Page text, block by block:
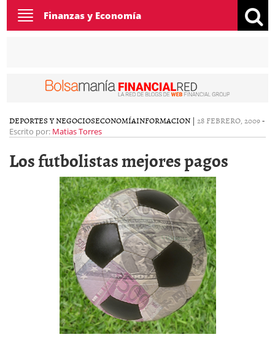
Toggle
navigation
Finanzas y Economía
DEPORTES Y NEGOCIOSECONOMÍAINFORMACION | 28 FEBRERO, 2009-
Escrito por: Matias Torres
Los futbolistas mejores pagos